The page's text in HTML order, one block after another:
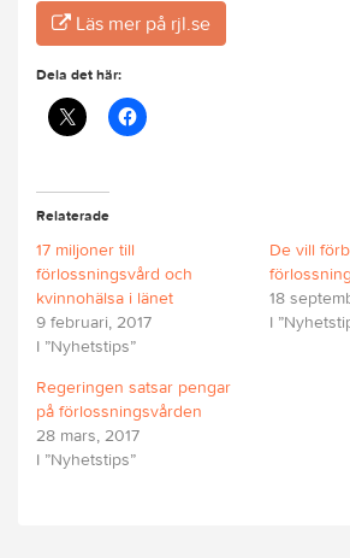
Läs mer på rjl.se
Dela det här:
Relaterade
17 miljoner till
förlossningsvård och
kvinnohälsa i länet
9 februari, 2017
I ”Nyhetstips”
De vill
18
I
Regeringen satsar pengar
på förlossningsvården
28 mars, 2017
I ”Nyhetstips”